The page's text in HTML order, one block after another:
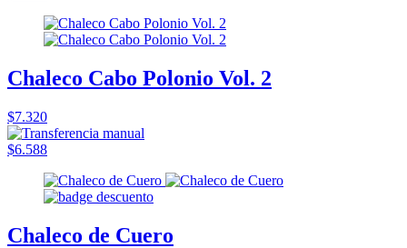
Chaleco Cabo Polonio Vol. 2
$7.320
$6.588
Chaleco de Cuero